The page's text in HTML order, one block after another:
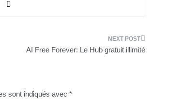
AI Free Forever: Le Hub gratuit illimité
sont indiqués avec *